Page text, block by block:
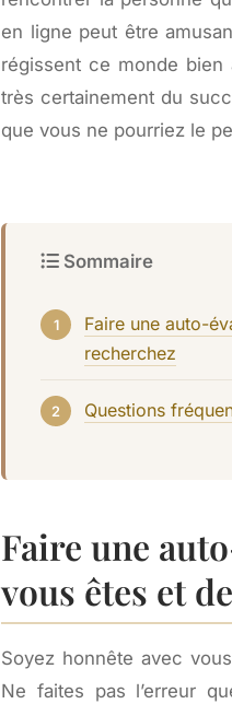
en ligne peut être
régissent ce monde
très certainement du
que vous ne pourriez le
Sommaire
Faire une auto-
recherchez
Questions
Faire une
vous êtes et
Soyez honnête avec
Ne faites pas l’erreur